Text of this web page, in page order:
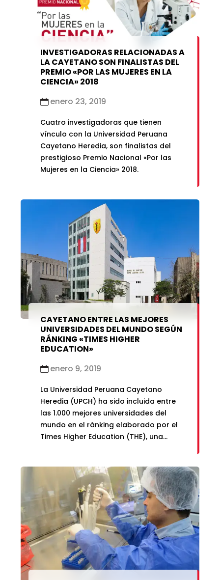
marzo 2021
febrero 2021
enero 2021
INVESTIGADORAS RELACIONADAS A
LA CAYETANO SON FINALISTAS DEL
PREMIO «POR LAS MUJERES EN LA
CIENCIA» 2018
enero 23, 2019
Cuatro investigadoras que tienen
vínculo con la Universidad Peruana
Cayetano Heredia, son finalistas del
prestigioso Premio Nacional «Por las
Mujeres en la Ciencia» 2018.
CAYETANO ENTRE LAS MEJORES
UNIVERSIDADES DEL MUNDO SEGÚN
RÁNKING «TIMES HIGHER
EDUCATION»
enero 9, 2019
La Universidad Peruana Cayetano
Heredia (UPCH) ha sido incluida entre
las 1.000 mejores universidades del
mundo en el ránking elaborado por el
Times Higher Education (THE), una